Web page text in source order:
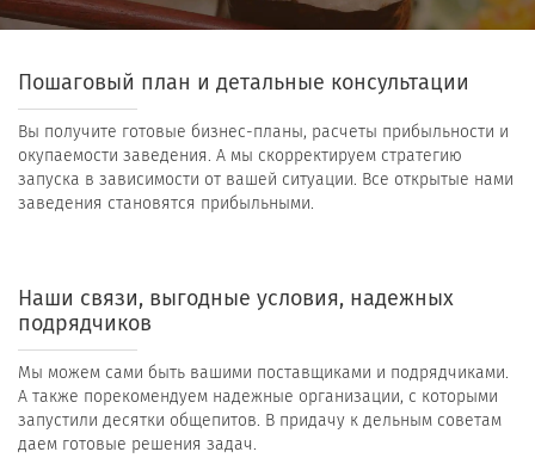
Пошаговый план и детальные консультации
Вы получите готовые бизнес-планы, расчеты прибыльности и
окупаемости заведения. А мы скорректируем стратегию
запуска в зависимости от вашей ситуации. Все открытые нами
заведения становятся прибыльными.
Наши связи, выгодные условия, надежных
подрядчиков
Мы можем сами быть вашими поставщиками и подрядчиками.
А также порекомендуем надежные организации, с которыми
запустили десятки общепитов. В придачу к дельным советам
даем готовые решения задач.